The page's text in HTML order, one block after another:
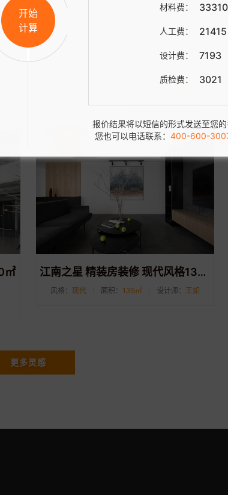
㎡ 江南之星 精装房装修 现代风格135㎡
风格： 现代 面积： 135㎡ 设计师： 王如
更多灵感
开始
计算
材料费： 25895
人工费： 83871
设计费： 4199
质检费： 3547
报价结果将以短信的形式发送至您
您也可以电话联系： 400-600-